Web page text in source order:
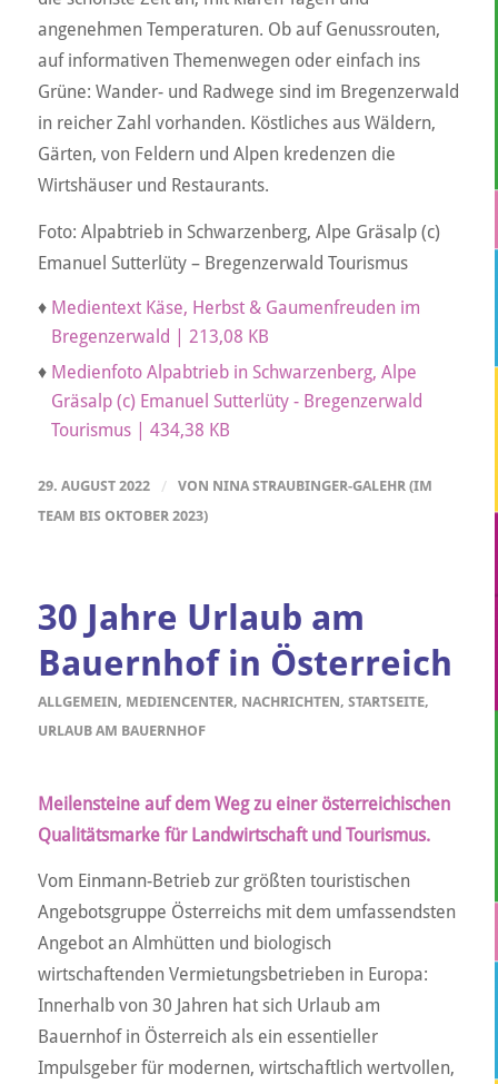
angenehmen Temperaturen. Ob auf Genussrouten,
auf informativen Themenwegen oder einfach ins
Grüne: Wander- und Radwege sind im Bregenzerwald
in reicher Zahl vorhanden. Köstliches aus Wäldern,
Gärten, von Feldern und Alpen kredenzen die
Wirtshäuser und Restaurants.
Foto: Alpabtrieb in Schwarzenberg, Alpe Gräsalp (c)
Emanuel Sutterlüty – Bregenzerwald Tourismus
♦ Medientext Käse, Herbst & Gaumenfreuden im
Bregenzerwald | 213,08 KB
♦ Medienfoto Alpabtrieb in Schwarzenberg, Alpe
Gräsalp (c) Emanuel Sutterlüty - Bregenzerwald
Tourismus | 434,38 KB
29. AUGUST 2022 / VON NINA STRAUBINGER-GALEHR (IM
TEAM BIS OKTOBER 2023)
30 Jahre Urlaub am
Bauernhof in Österreich
ALLGEMEIN, MEDIENCENTER, NACHRICHTEN, STARTSEITE,
URLAUB AM BAUERNHOF
Meilensteine auf dem Weg zu einer österreichischen
Qualitätsmarke für Landwirtschaft und Tourismus.
Vom Einmann-Betrieb zur größten touristischen
Angebotsgruppe Österreichs mit dem umfassendsten
Angebot an Almhütten und biologisch
wirtschaftenden Vermietungsbetrieben in Europa:
Innerhalb von 30 Jahren hat sich Urlaub am
Bauernhof in Österreich als ein essentieller
Impulsgeber für modernen, wirtschaftlich wertvollen,